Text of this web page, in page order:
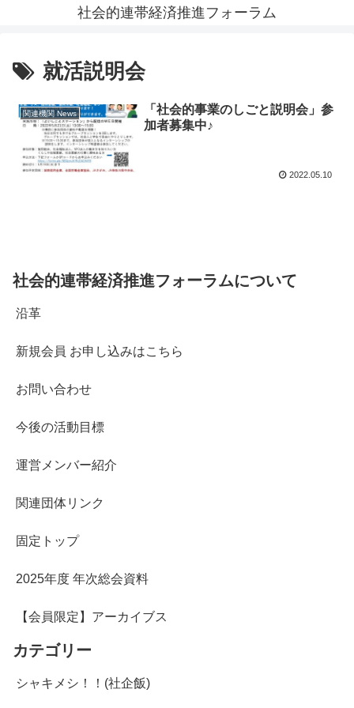
社会的連帯経済推進フォーラム
就活説明会
関連機関 News
「社会的事業のしごと説明会」参
加者募集中♪
2022.05.10
社会的連帯経済推進フォーラムについて
沿革
新規会員 お申し込みはこちら
お問い合わせ
今後の活動目標
運営メンバー紹介
関連団体リンク
固定トップ
2025年度 年次総会資料
【会員限定】アーカイブス
カテゴリー
シャキメシ！！(社企飯)